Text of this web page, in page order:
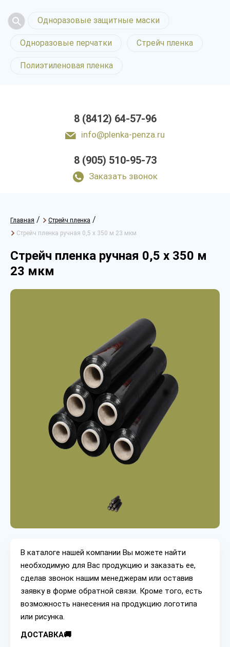
Одноразовые защитные маски
Одноразовые перчатки Стрейч пленка
Полиэтиленовая пленка
8 (8412) 64-57-96
info@plenka-penza.ru
8 (905) 510-95-73
Заказать звонок
Главная / Стрейч пленка /
Стрейч пленка ручная 0,5 х 350 м 23 мкм
Стрейч пленка ручная 0,5 х 350 м
23 мкм
В каталоге нашей компании Вы можете найти
необходимую для Вас продукцию и заказать ее,
сделав звонок нашим менеджерам или оставив
заявку в форме обратной связи. Кроме того, есть
возможность нанесения на продукцию логотипа
или рисунка.
ДОСТАВКА🚚